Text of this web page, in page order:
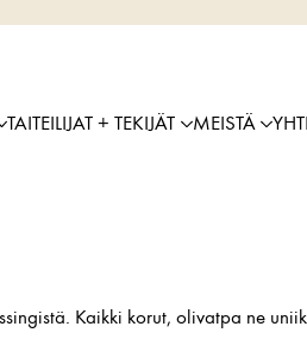
TAITEILIJAT + TEKIJÄT MEISTÄ
Kaikki korut, olivatpa ne